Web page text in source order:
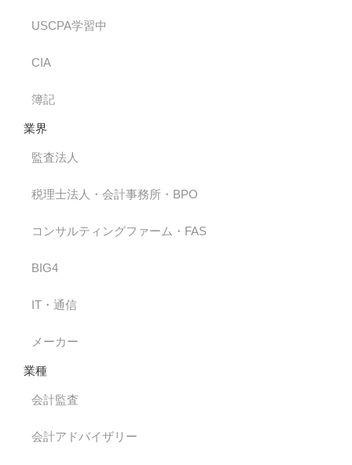
USCPA学習中
CIA
簿記
業界
監査法人
税理士法人・会計事務所・BPO
コンサルティングファーム・FAS
BIG4
IT・通信
メーカー
業種
会計監査
会計アドバイザリー